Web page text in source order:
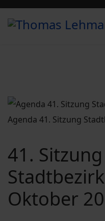
Agenda 41. Sitzung
41.
Oktober